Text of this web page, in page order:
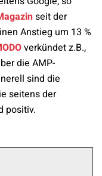
seit der
Anstieg um 13 %
verkündet z.B.,
die AMP-
sind die
seitens der
positiv.